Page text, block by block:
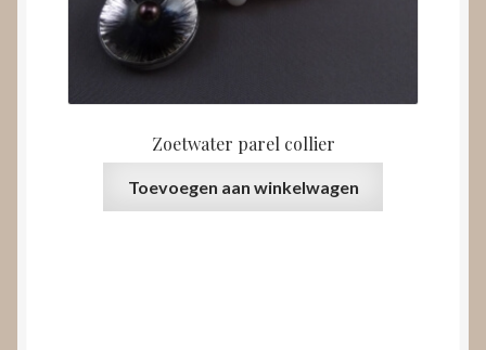
Zoetwater parel collier
Toevoegen aan winkelwagen